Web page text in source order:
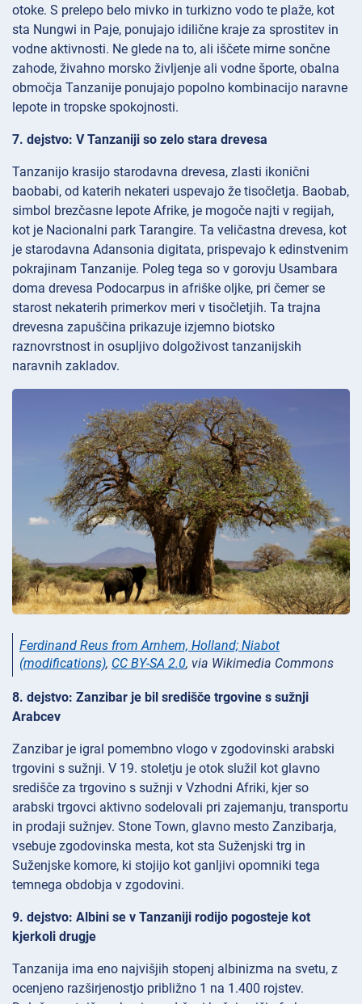
otoke. S prelepo belo mivko in turkizno vodo te plaže, kot
sta Nungwi in Paje, ponujajo idilične kraje za sprostitev in
vodne aktivnosti. Ne glede na to, ali iščete mirne sončne
zahode, živahno morsko življenje ali vodne športe, obalna
območja Tanzanije ponujajo popolno kombinacijo naravne
lepote in tropske spokojnosti.
7. dejstvo: V Tanzaniji so zelo stara drevesa
Tanzanijo krasijo starodavna drevesa, zlasti ikonični
baobabi, od katerih nekateri uspevajo že tisočletja. Baobab,
simbol brezčasne lepote Afrike, je mogoče najti v regijah,
kot je Nacionalni park Tarangire. Ta veličastna drevesa, kot
je starodavna Adansonia digitata, prispevajo k edinstvenim
pokrajinam Tanzanije. Poleg tega so v gorovju Usambara
doma drevesa Podocarpus in afriške oljke, pri čemer se
starost nekaterih primerkov meri v tisočletjih. Ta trajna
drevesna zapuščina prikazuje izjemno biotsko
raznovrstnost in osupljivo dolgoživost tanzanijskih
naravnih zakladov.
Ferdinand Reus from Arnhem, Holland; Niabot
(modifications), CC BY-SA 2.0, via Wikimedia Commons
8. dejstvo: Zanzibar je bil središče trgovine s sužnji
Arabcev
Zanzibar je igral pomembno vlogo v zgodovinski arabski
trgovini s sužnji. V 19. stoletju je otok služil kot glavno
središče za trgovino s sužnji v Vzhodni Afriki, kjer so
arabski trgovci aktivno sodelovali pri zajemanju, transportu
in prodaji sužnjev. Stone Town, glavno mesto Zanzibarja,
vsebuje zgodovinska mesta, kot sta Suženjski trg in
Suženjske komore, ki stojijo kot ganljivi opomniki tega
temnega obdobja v zgodovini.
9. dejstvo: Albini se v Tanzaniji rodijo pogosteje kot
kjerkoli drugje
Tanzanija ima eno najvišjih stopenj albinizma na svetu, z
ocenjeno razširjenostjo približno 1 na 1.400 rojstev.